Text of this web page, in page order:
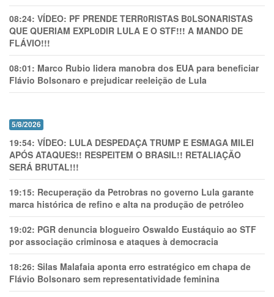
08:24: VÍDEO: PF PRENDE TERR0RlSTAS B0LSONARlSTAS
QUE QUERIAM EXPL0DlR LULA E O STF!!! A MANDO DE
FLÁVIO!!!
08:01: Marco Rubio lidera manobra dos EUA para beneficiar
Flávio Bolsonaro e prejudicar reeleição de Lula
5/8/2026
19:54: VÍDEO: LULA DESPEDAÇA TRUMP E ESMAGA MILEI
APÓS ATAQUES!! RESPEITEM O BRASIL!! RETALIAÇÃO
SERÁ BRUTAL!!!
19:15: Recuperação da Petrobras no governo Lula garante
marca histórica de refino e alta na produção de petróleo
19:02: PGR denuncia blogueiro Oswaldo Eustáquio ao STF
por associação criminosa e ataques à democracia
18:26: Silas Malafaia aponta erro estratégico em chapa de
Flávio Bolsonaro sem representatividade feminina